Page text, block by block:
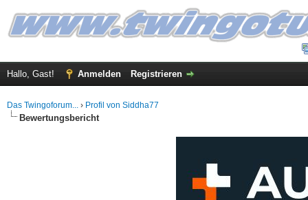
Hallo, Gast! Anmelden Registrieren
Das Twingoforum... › Profil von Siddha77
Bewertungsbericht